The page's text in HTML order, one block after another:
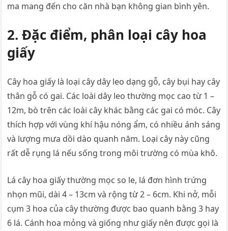
ma mang đến cho căn nhà bạn không gian bình yên.
2. Đặc điểm, phân loại cây hoa
giấy
Cây hoa giấy là loại cây dây leo dạng gỗ, cây bụi hay cây
thân gỗ có gai. Các loài dây leo thường mọc cao từ 1 –
12m, bò trên các loài cây khác bằng các gai có móc. Cây
thích hợp với vùng khí hậu nóng ẩm, có nhiều ánh sáng
và lượng mưa dồi dào quanh năm. Loại cây này cũng
rất dễ rụng lá nếu sống trong môi trường có mùa khô.
Lá cây hoa giấy thường mọc so le, lá đơn hình trứng
nhọn mũi, dài 4 – 13cm và rộng từ 2 – 6cm. Khi nở, mỗi
cụm 3 hoa của cây thường được bao quanh bằng 3 hay
6 lá. Cánh hoa mỏng và giống như giấy nên được gọi là